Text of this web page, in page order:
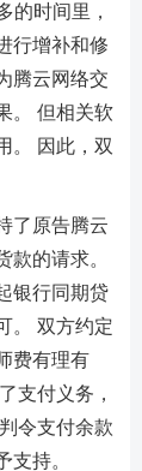
的时间里，
行增补和修
腾云网络交
。 但相关软
。 因此，双
了原告腾云
款的请求。
银行同期贷
。 双方约定
费有理有
支付义务，
令支付余款
支持。